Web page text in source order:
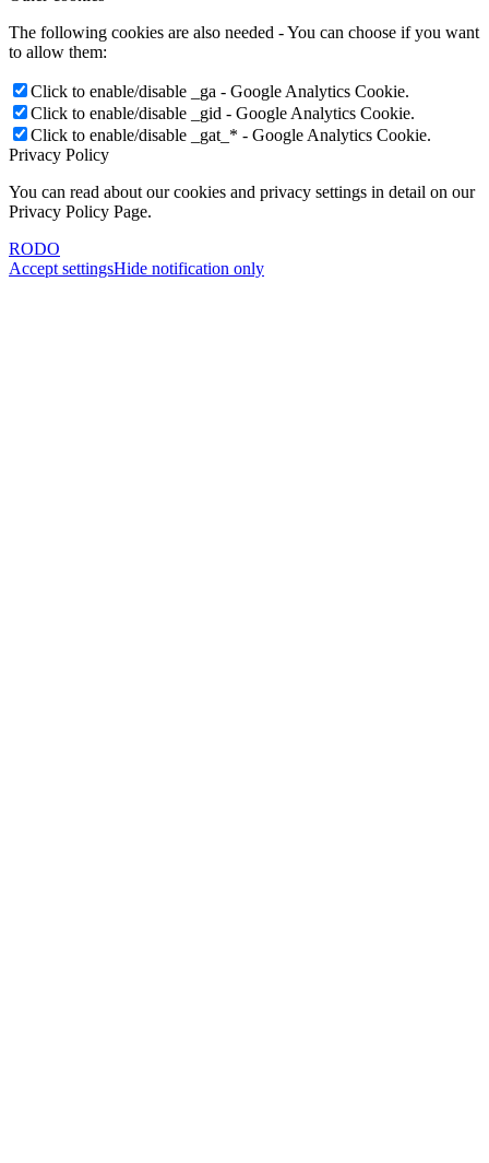
The following cookies are also needed - You can choose if you want
to allow them:
Click to enable/disable _ga - Google Analytics Cookie.
Click to enable/disable _gid - Google Analytics Cookie.
Click to enable/disable _gat_* - Google Analytics Cookie.
Privacy Policy
You can read about our cookies and privacy settings in detail on our
Privacy Policy Page.
RODO
Accept settingsHide notification only